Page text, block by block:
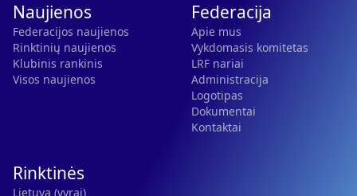
Naujienos
Federacijos naujienos
Rinktinių naujienos
Klubinis rankinis
Visos naujienos
Federacija
Apie mus
Vykdomasis komitetas
LRF nariai
Administracija
Logotipas
Dokumentai
Kontaktai
Rinktinės
Lietuva (vyrai)